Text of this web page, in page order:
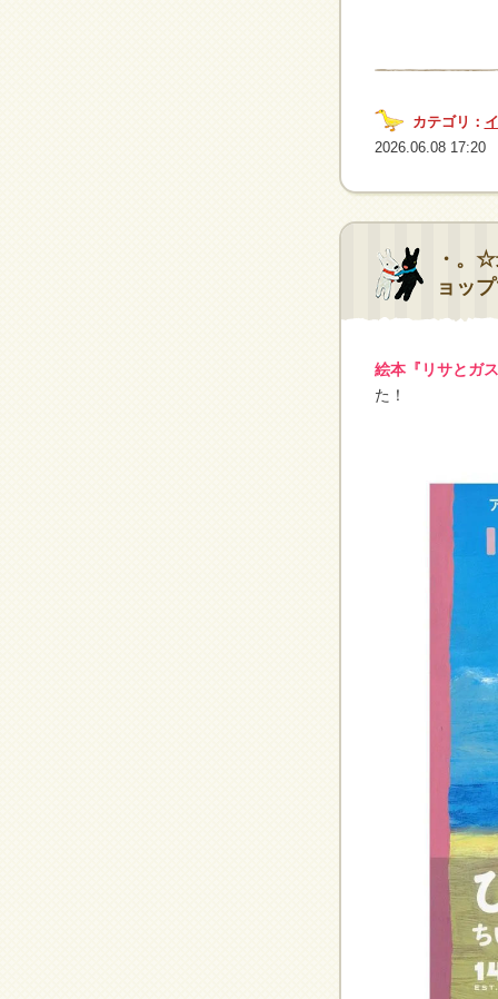
カテゴリ：
2026.06.08 17:20
・。
ョッ
絵本『リサとガ
た！